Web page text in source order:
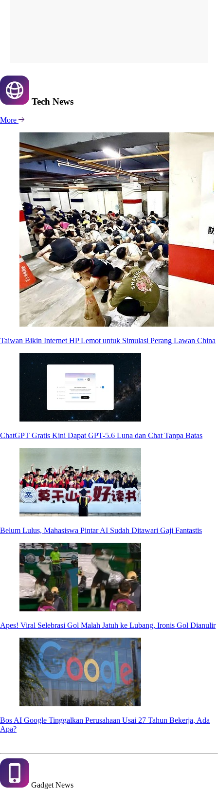
Tech News
More
Taiwan Bikin Internet HP Lemot untuk Simulasi Perang Lawan China
ChatGPT Gratis Kini Dapat GPT-5.6 Luna dan Chat Tanpa Batas
Belum Lulus, Mahasiswa Pintar AI Sudah Ditawari Gaji Fantastis
Apes! Viral Selebrasi Gol Malah Jatuh ke Lubang, Ironis Gol Dianulir
Bos AI Google Tinggalkan Perusahaan Usai 27 Tahun Bekerja, Ada
Apa?
GadgetNews